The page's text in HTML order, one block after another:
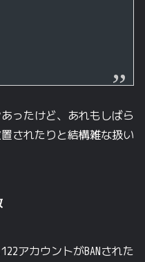
ったけど、あれもしばら
されたりと結構雑な扱い
アカウントがBANされた